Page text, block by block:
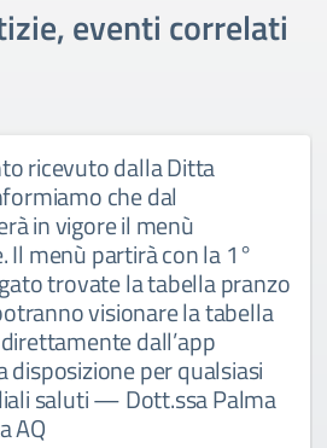
eventi correlati
ricevuto dalla Ditta
che dal
in vigore il menù
menù partirà con la 1°
trovate la tabella pranzo
visionare la tabella
dall’app
disposizione per qualsiasi
saluti — Dott.ssa Palma
AQ